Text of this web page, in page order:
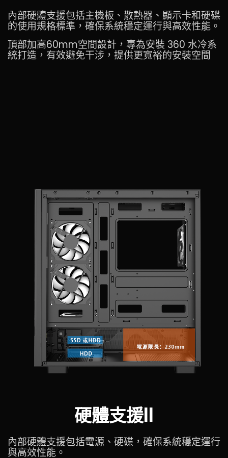
內部硬體支援包括主機板、散熱器、顯示卡和硬碟
的使用規格標準，確保系統穩定運行與高效性能。
頂部加高60mm空間設計，專為安裝 360 水冷系
統打造，有效避免干涉，提供更寬裕的安裝空間
硬體支援II
內部硬體支援包括電源、硬碟，確保系統穩定運行
與高效性能。